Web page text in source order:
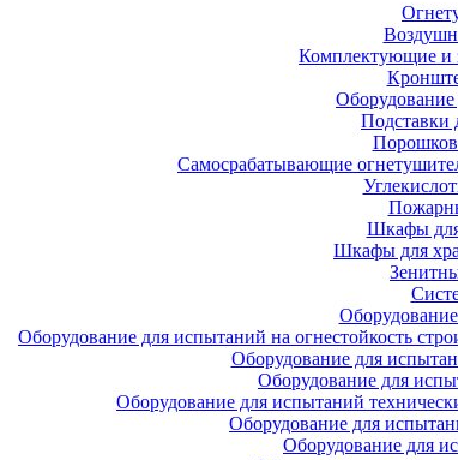
Комплектующие и
Подставки
Самосрабатывающие
Шкафы
Шкафы для
Оборудование для испытаний на огнестойкость
Оборудование для
Оборудование для
Оборудование для испытаний
Оборудование для
Оборудование для